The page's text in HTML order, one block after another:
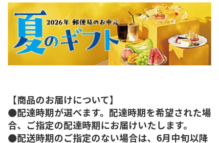
【商品のお届けについて】
●配達時期が選べます。配達時期を希望された場
合、ご指定の配達時期にお届けいたします。
●配送時期のご指定のない場合は、6月中旬以降